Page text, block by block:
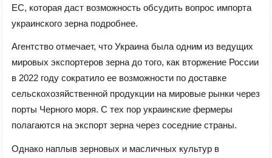
ЕС, которая даст возможность обсудить вопрос импорта
украинского зерна подробнее.
Агентство отмечает, что Украина была одним из ведущих
мировых экспортеров зерна до того, как вторжение России
в 2022 году сократило ее возможности по доставке
сельскохозяйственной продукции на мировые рынки через
порты Черного моря. С тех пор украинские фермеры
полагаются на экспорт зерна через соседние страны.
Однако наплыв зерновых и масличных культур в